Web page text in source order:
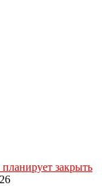
закрыть